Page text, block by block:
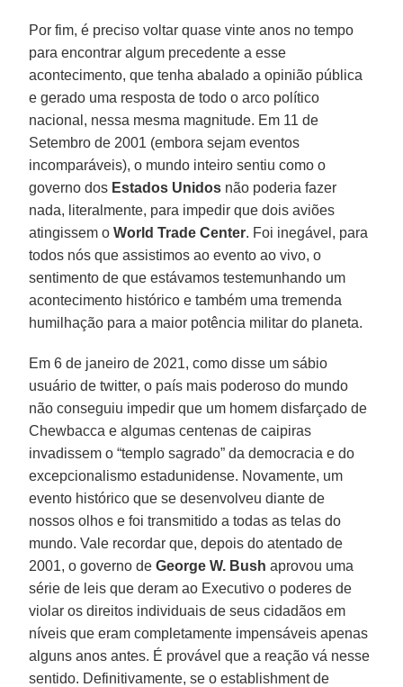
Por fim, é preciso voltar quase vinte anos no tempo
para encontrar algum precedente a esse
acontecimento, que tenha abalado a opinião pública
e gerado uma resposta de todo o arco político
nacional, nessa mesma magnitude. Em 11 de
Setembro de 2001 (embora sejam eventos
incomparáveis), o mundo inteiro sentiu como o
governo dos Estados Unidos não poderia fazer
nada, literalmente, para impedir que dois aviões
atingissem oWorld Trade Center. Foi inegável, para
todos nós que assistimos ao evento ao vivo, o
sentimento de que estávamos testemunhando um
acontecimento histórico e também uma tremenda
humilhação para a maior potência militar do planeta.
Em 6 de janeiro de 2021, como disse um sábio
usuário de twitter, o país mais poderoso do mundo
não conseguiu impedir que um homem disfarçado de
Chewbacca e algumas centenas de caipiras
invadissem o “templo sagrado” da democracia e do
excepcionalismo estadunidense. Novamente, um
evento histórico que se desenvolveu diante de
nossos olhos e foi transmitido a todas as telas do
mundo. Vale recordar que, depois do atentado de
2001, o governo deGeorge W. Bush aprovou uma
série de leis que deram ao Executivo o poderes de
violar os direitos individuais de seus cidadãos em
níveis que eram completamente impensáveis apenas
alguns anos antes. É provável que a reação vá nesse
sentido. Definitivamente, se o establishment de